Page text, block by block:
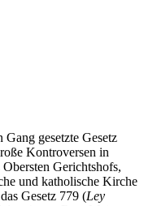
gesetzte Gesetz
Kontroversen in
Gerichtshofs,
und katholische Kirche
Gesetz 779 (Ley